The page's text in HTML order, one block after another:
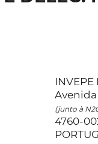
Avenida
(junto à
4760-